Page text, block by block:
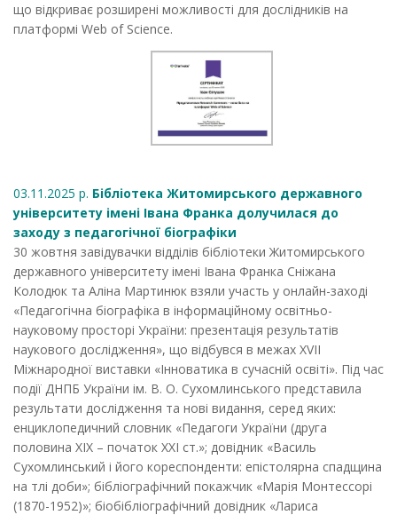
що відкриває розширені можливості для дослідників на
платформі Web of Science.
03.11.2025 р. Бібліотека Житомирського державного
університету імені Івана Франка долучилася до
заходу з педагогічної біографіки
30 жовтня завідувачки відділів бібліотеки Житомирського
державного університету імені Івана Франка Сніжана
Колодюк та Аліна Мартинюк взяли участь у онлайн-заході
«Педагогічна біографіка в інформаційному освітньо-
науковому просторі України: презентація результатів
наукового дослідження», що відбувся в межах ХVІІ
Міжнародної виставки «Інноватика в сучасній освіті». Під час
події ДНПБ України ім. В. О. Сухомлинського представила
результати дослідження та нові видання, серед яких:
енциклопедичний словник «Педагоги України (друга
половина ХІХ – початок ХХІ ст.»; довідник «Василь
Сухомлинський і його кореспонденти: епістолярна спадщина
на тлі доби»; бібліографічний покажчик «Марія Монтессорі
(1870-1952)»; біобібліографічний довідник «Лариса